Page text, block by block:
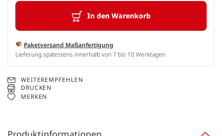
In den Warenkorb
Paketversand Maßanfertigung
Lieferung spätestens innerhalb von 7 bis 10 Werktagen
WEITEREMPFEHLEN
DRUCKEN
MERKEN